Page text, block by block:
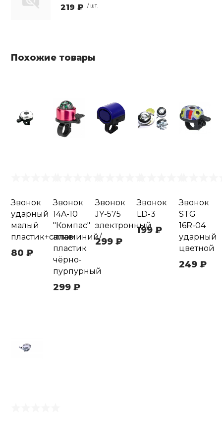
219 ₽ / шт.
Похожие товары
Звонок
ударный
малый
пластик+сплав
80 ₽
Звонок
14A-10
"Компас"
алюминий/
пластик
чёрно-
пурпурный
299 ₽
Звонок
JY-575
электронный
299 ₽
Звонок
LD-3
199 ₽
Звонок
STG
16R-04
ударный
цветной
249 ₽